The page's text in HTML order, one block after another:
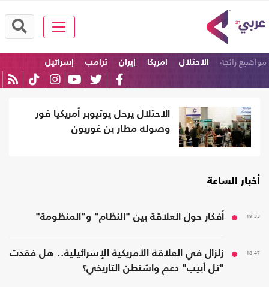
مواضيع رائجة الاحتلال امريكا إيران ترامب
إسرائيل
الاحتلال يرحل يوتيوبر أمريكيا فور
وصوله مطار بن غوريون
أخبار الساعة
19:33 أفكار حول العلاقة بين "النظام" و"المنظومة"
18:47
زلزال في العلاقة الأمريكية الإسرائيلية.. هل فقدت
"تل أبيب" دعم واشنطن التاريخي؟